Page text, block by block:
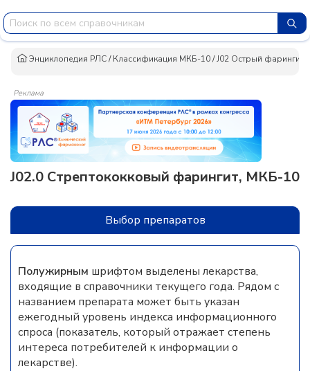
Энциклопедия РЛС/Классификация МКБ-10/J02 Острый фарингит
Реклама
J02.0 Стрептококковый фарингит, МКБ-10
Выбор препаратов
Полужирным шрифтом выделены лекарства,
входящие в справочники текущего года. Рядом с
названием препарата может быть указан
ежегодный уровень индекса информационного
спроса (показатель, который отражает степень
интереса потребителей к информации о
лекарстве).